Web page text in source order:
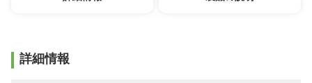
詳細情報